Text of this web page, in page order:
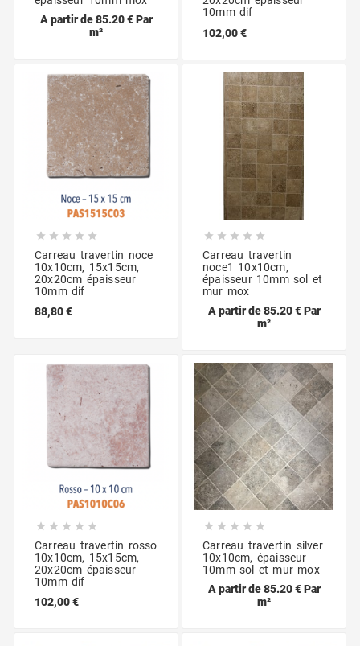
A partir de 85.20 € Par
m²
10mm dif
102,00 €
    
Carreau travertin noce
10x10cm, 15x15cm,
20x20cm épaisseur
10mm dif
88,80 €
    
Carreau travertin
noce1 10x10cm,
épaisseur 10mm sol et
mur mox
A partir de 85.20 € Par
m²
    
Carreau travertin rosso
10x10cm, 15x15cm,
20x20cm épaisseur
10mm dif
102,00 €
    
Carreau travertin silver
10x10cm, épaisseur
10mm sol et mur mox
A partir de 85.20 € Par
m²